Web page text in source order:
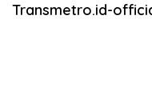
Transmetro.id-